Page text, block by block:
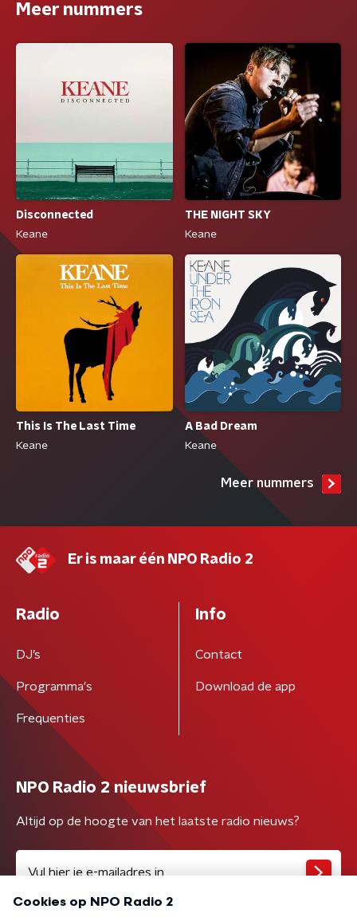
Meer nummers
Disconnected
Keane
THE NIGHT SKY
Keane
This Is The Last Time
Keane
A Bad Dream
Keane
Meer nummers
Er is maar één NPO Radio 2
Radio
DJ’s
Programma's
Frequenties
Info
Contact
Download de app
NPO Radio 2 nieuwsbrief
Altijd op de hoogte van het laatste radio nieuws?